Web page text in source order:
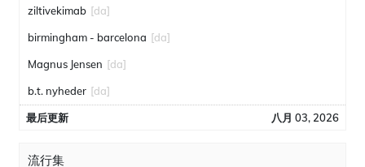
ziltivekimab [da]
birmingham - barcelona [da]
Magnus Jensen [da]
b.t. nyheder [da]
最后更新 八月 03, 2026
流行集